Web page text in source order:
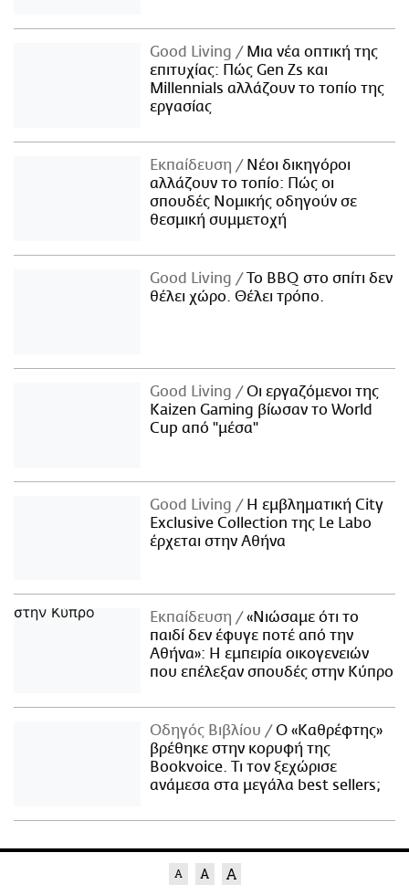
Good Living
Μια νέα οπτική της
επιτυχίας: Πώς Gen Zs και
Millennials αλλάζουν το τοπίο της
εργασίας
Εκπαίδευση
Νέοι δικηγόροι
αλλάζουν το τοπίο: Πώς οι
σπουδές Νομικής οδηγούν σε
θεσμική συμμετοχή
Good Living
Το BBQ στο σπίτι δεν
θέλει χώρο. Θέλει τρόπο.
Good Living
Οι εργαζόμενοι της
Kaizen Gaming βίωσαν το World
Cup από "μέσα"
Good Living
Η εμβληματική City
Exclusive Collection της Le Labo
έρχεται στην Αθήνα
Εκπαίδευση
«Νιώσαμε ότι το
παιδί δεν έφυγε ποτέ από την
Αθήνα»: Η εμπειρία οικογενειών
που επέλεξαν σπουδές στην Κύπρο
Οδηγός Βιβλίου
Ο «Καθρέφτης»
βρέθηκε στην κορυφή της
Bookvoice. Τι τον ξεχώρισε
ανάμεσα στα μεγάλα best sellers;